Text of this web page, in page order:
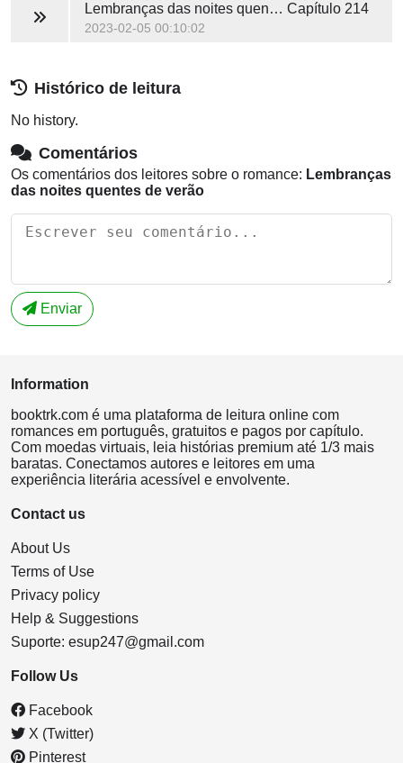
Lembranças das noites quentes de verão Capítulo 214
2023-02-05 00:10:02
Histórico de leitura
No history.
Comentários
Os comentários dos leitores sobre o romance: Lembranças
das noites quentes de verão
Enviar
Information
booktrk.com é uma plataforma de leitura online com
romances em português, gratuitos e pagos por capítulo.
Com moedas virtuais, leia histórias premium até 1/3 mais
baratas. Conectamos autores e leitores em uma
experiência literária acessível e envolvente.
Contact us
About Us
Terms of Use
Privacy policy
Help & Suggestions
Suporte: esup247@gmail.com
Follow Us
Facebook
X (Twitter)
Pinterest